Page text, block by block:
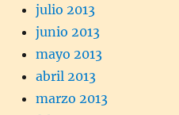
julio 2013
junio 2013
mayo 2013
abril 2013
marzo 2013